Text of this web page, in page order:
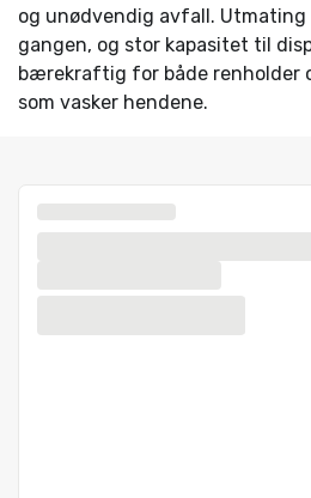
og unødvendig avfall.
gangen, og stor kapasitet til
bærekraftig for både renholder
som vasker hendene.